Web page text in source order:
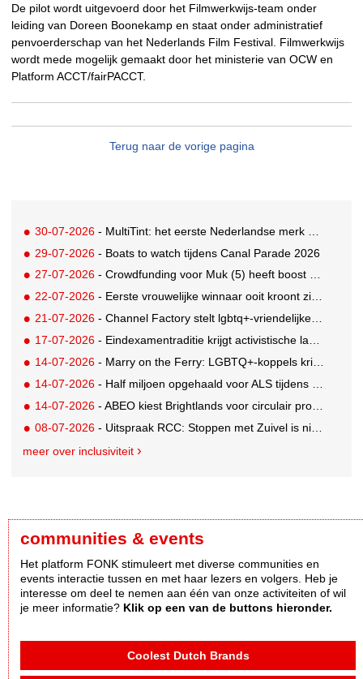
De pilot wordt uitgevoerd door het Filmwerkwijs-team onder
leiding van Doreen Boonekamp en staat onder administratief
penvoerderschap van het Nederlands Film Festival. Filmwerkwijs
wordt mede mogelijk gemaakt door het ministerie van OCW en
Platform ACCT/fairPACCT.
Terug naar de vorige pagina
30-07-2026 - MultiTint: het eerste Nederlandse merk voor inclusieve wond- en sportverzorging
29-07-2026 - Boats to watch tijdens Canal Parade 2026
27-07-2026 - Crowdfunding voor Muk (5) heeft boost gekregen door BN'ers
22-07-2026 - Eerste vrouwelijke winnaar ooit kroont zich tot beste grunter van Nederland
21-07-2026 - Channel Factory stelt lgbtq+-vriendelijke inclusion list beschikbaar
17-07-2026 - Eindexamentraditie krijgt activistische lading tegen menstruatiearmoede
14-07-2026 - Marry on the Ferry: LGBTQ+-koppels krijgen de kans om hun huwelijksgeloften te hernieuwen op een wel heel bijzondere locatie
14-07-2026 - Half miljoen opgehaald voor ALS tijdens eerste Rotterdamse TriALSon
14-07-2026 - ABEO kiest Brightlands voor circulair productontwerp in de sportsector
08-07-2026 - Uitspraak RCC: Stoppen met Zuivel is niet misleidend
meer over inclusiviteit
communities & events
Het platform FONK stimuleert met diverse communities en
events interactie tussen en met haar lezers en volgers. Heb je
interesse om deel te nemen aan één van onze activiteiten of wil
je meer informatie? Klik op een van de buttons hieronder.
Coolest Dutch Brands